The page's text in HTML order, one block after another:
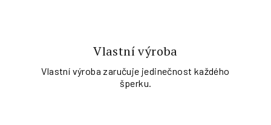
Vlastní výroba
Vlastní výroba zaručuje jedinečnost každého
šperku.